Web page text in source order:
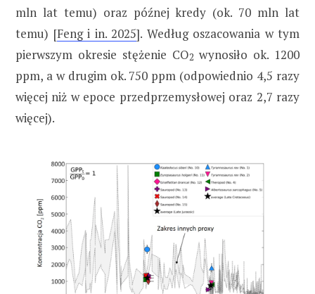
mln lat temu) oraz późnej kredy (ok. 70 mln lat
temu) [Feng i in. 2025]. Według oszacowania w tym
pierwszym okresie stężenie CO2 wynosiło ok. 1200
ppm, a w drugim ok. 750 ppm (odpowiednio 4,5 razy
więcej niż w epoce przedprzemysłowej oraz 2,7 razy
więcej).